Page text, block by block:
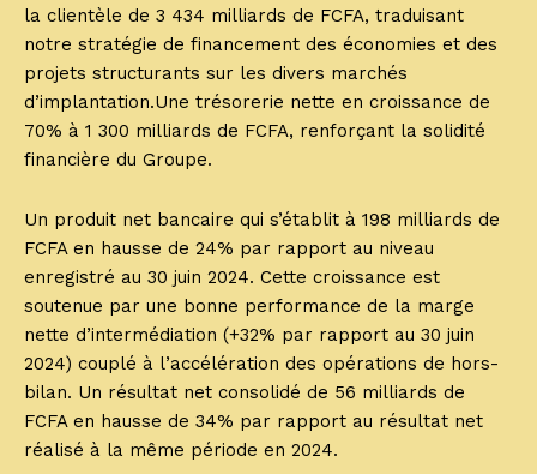
la clientèle de 3 434 milliards de FCFA, traduisant
notre stratégie de financement des économies et des
projets structurants sur les divers marchés
d’implantation.Une trésorerie nette en croissance de
70% à 1 300 milliards de FCFA, renforçant la solidité
financière du Groupe.
Un produit net bancaire qui s’établit à 198 milliards de
FCFA en hausse de 24% par rapport au niveau
enregistré au 30 juin 2024. Cette croissance est
soutenue par une bonne performance de la marge
nette d’intermédiation (+32% par rapport au 30 juin
2024) couplé à l’accélération des opérations de hors-
bilan. Un résultat net consolidé de 56 milliards de
FCFA en hausse de 34% par rapport au résultat net
réalisé à la même période en 2024.